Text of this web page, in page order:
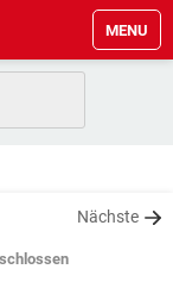
MENU
Nächste